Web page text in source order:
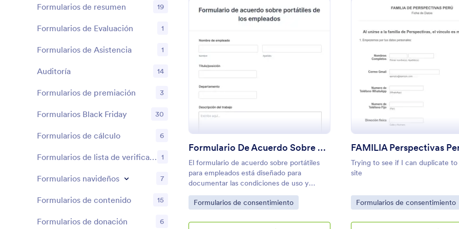
: Formulario De Acuerdo Sobre Portátiles De
Formulario De Acuerdo Sobre Portátiles De Los Empleados
El formulario de acuerdo sobre portátiles
para empleados está diseñado para
documentar las condiciones de uso y
responsabilidad de los portátiles dentro de
una organización.
Go to Category:
Formularios de consentimiento
Vista previa
FAMILIA Perspectivas
Trying to see if I can duplicate to
site
Go to Category:
Formularios de consentimiento
Formularios de resumen 19
Formularios de Evaluación 1
Formularios de Asistencia 1
Auditoría 14
Formularios de premiación 3
Formularios Black Friday 30
Formularios de cálculo 6
Formularios de lista de verificación 1
Formularios navideños 7
Formularios de contenido 15
Formularios de donación 6